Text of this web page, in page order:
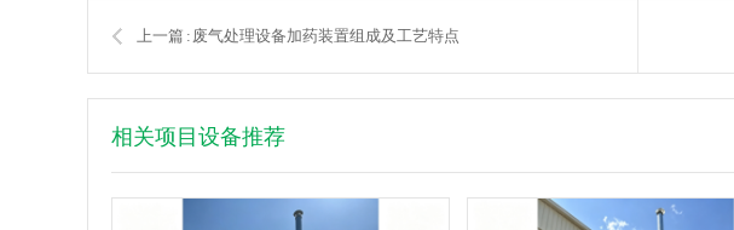
上一篇 : 废气处理设备加药装置组成及工艺特点
相关项目设备推荐